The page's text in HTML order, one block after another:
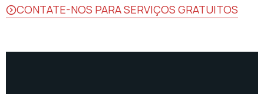
CONTATE-NOS PARA SERVIÇOS GRATUITOS